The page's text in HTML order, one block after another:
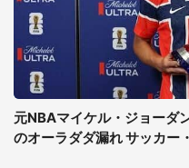
元NBAマイケル・ジョーダ
のオーラダダ漏れ サッカー